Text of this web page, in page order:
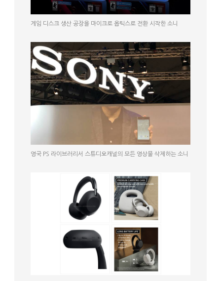
게임 디스크 생산 공장을 마이크로 옵틱스로 전환 시작한 소니
영국 PS 라이브러리서 스튜디오캐널의 모든 영상물 삭제하는 소니